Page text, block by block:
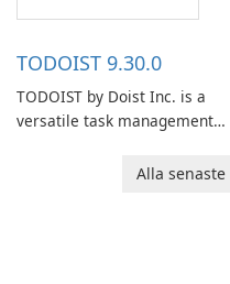
TODOIST 9.30.0
TODOIST by Doist Inc. is a
versatile task management
individuals and teams
Alla